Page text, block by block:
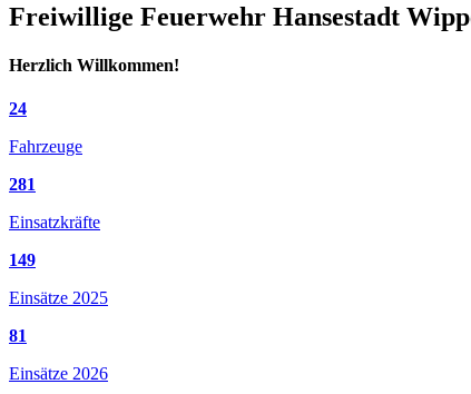
Freiwillige Feuerwehr Hansestadt
Herzlich Willkommen!
24
Fahrzeuge
281
Einsatzkräfte
149
Einsätze 2025
81
Einsätze 2026